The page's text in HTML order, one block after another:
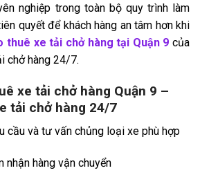
nghiệp trong toàn bộ quy trình làm
quyết để khách hàng an tâm hơn khi
thuê xe tải chở hàng tại Quận 9 của
chở hàng 24/7.
xe tải chở hàng Quận 9 –
tải chở hàng 24/7
cầu và tư vấn chủng loại xe phù hợp
nhận hàng vận chuyển